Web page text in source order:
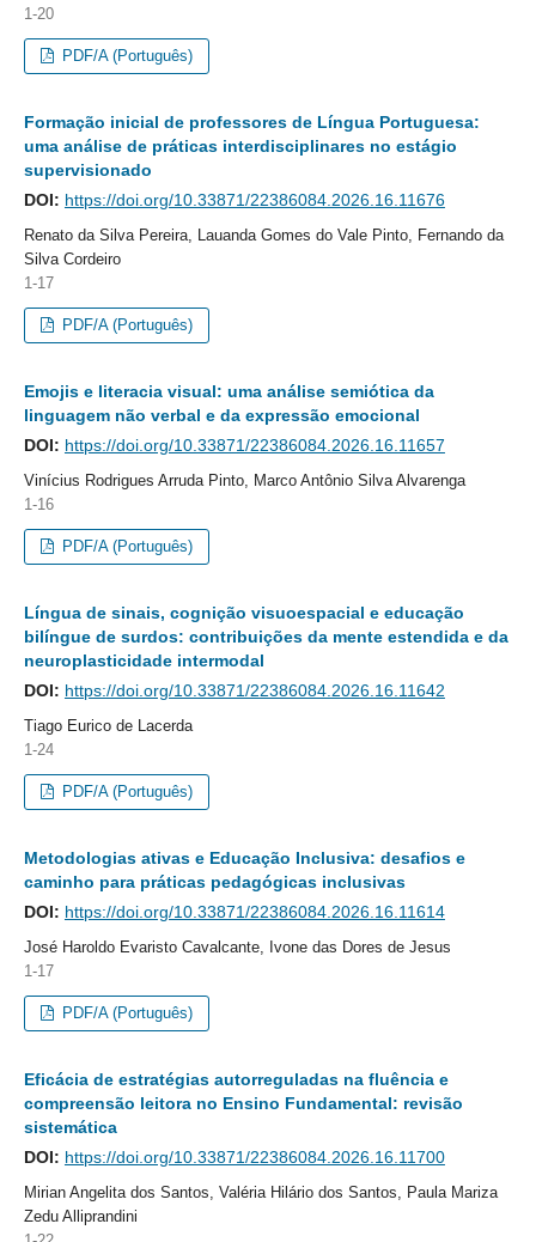
1-20
PDF/A (Português)
Formação inicial de professores de Língua Portuguesa:
uma análise de práticas interdisciplinares no estágio
supervisionado
DOI: https://doi.org/10.33871/22386084.2026.16.11676
Renato da Silva Pereira, Lauanda Gomes do Vale Pinto, Fernando da
Silva Cordeiro
1-17
PDF/A (Português)
Emojis e literacia visual: uma análise semiótica da
linguagem não verbal e da expressão emocional
DOI: https://doi.org/10.33871/22386084.2026.16.11657
Vinícius Rodrigues Arruda Pinto, Marco Antônio Silva Alvarenga
1-16
PDF/A (Português)
Língua de sinais, cognição visuoespacial e educação
bilíngue de surdos: contribuições da mente estendida e da
neuroplasticidade intermodal
DOI: https://doi.org/10.33871/22386084.2026.16.11642
Tiago Eurico de Lacerda
1-24
PDF/A (Português)
Metodologias ativas e Educação Inclusiva: desafios e
caminho para práticas pedagógicas inclusivas
DOI: https://doi.org/10.33871/22386084.2026.16.11614
José Haroldo Evaristo Cavalcante, Ivone das Dores de Jesus
1-17
PDF/A (Português)
Eficácia de estratégias autorreguladas na fluência e
compreensão leitora no Ensino Fundamental: revisão
sistemática
DOI: https://doi.org/10.33871/22386084.2026.16.11700
Mirian Angelita dos Santos, Valéria Hilário dos Santos, Paula Mariza
Zedu Alliprandini